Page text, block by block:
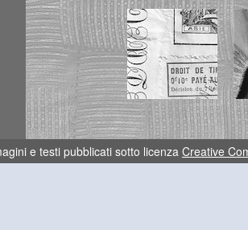
e testi pubblicati sotto licenza Creative